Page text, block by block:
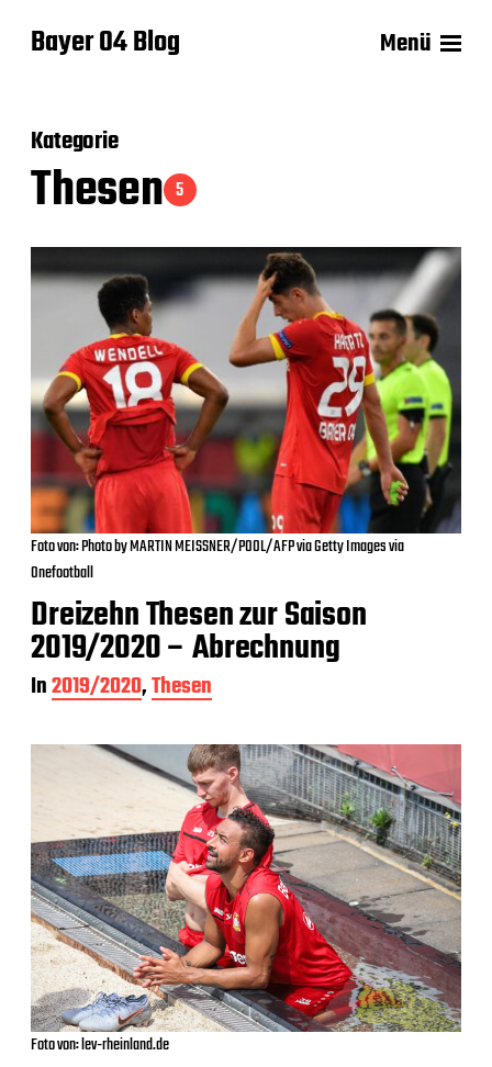
Bayer 04 Blog Menü
Kategorie
Thesen 5
Foto von: Photo by MARTIN MEISSNER/POOL/AFP via Getty Images via
Onefootball
Dreizehn Thesen zur Saison
2019/2020 – Abrechnung
In2019/2020,Thesen
Foto von: lev-rheinland.de